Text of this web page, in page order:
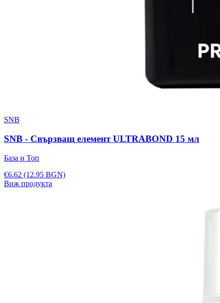
SNB
SNB - Свързващ елемент ULTRABOND 15 мл
База и Топ
€6.62 (12.95 BGN)
Виж продукта